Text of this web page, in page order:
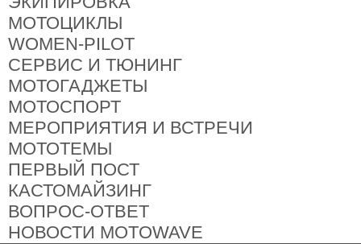
МОТОЦИКЛЫ
WOMEN-PILOT
СЕРВИС И ТЮНИНГ
МОТОГАДЖЕТЫ
МОТОСПОРТ
МЕРОПРИЯТИЯ И ВСТРЕЧИ
МОТОТЕМЫ
ПЕРВЫЙ ПОСТ
КАСТОМАЙЗИНГ
ВОПРОС-ОТВЕТ
НОВОСТИ MOTOWAVE